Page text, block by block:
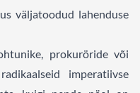
väljatoodud lahenduse
prokuröride või
imperatiivse